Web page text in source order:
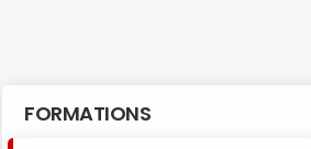
FORMATIONS